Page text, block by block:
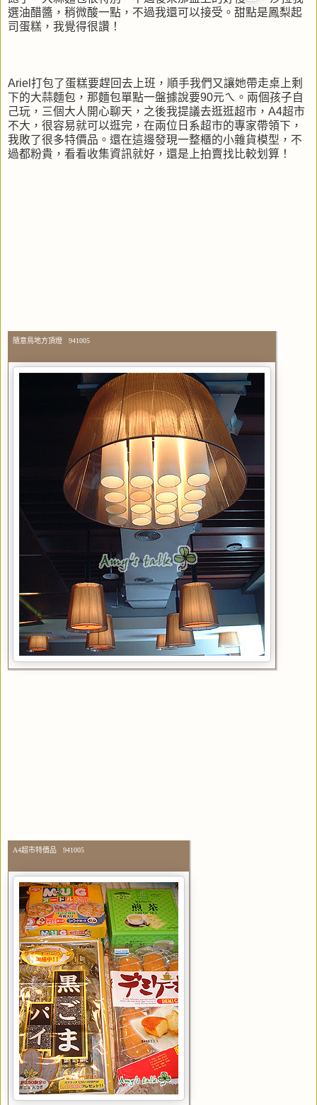
選油醋醬，稍微酸一點，不過我還可以接受。甜點是鳳梨起
司蛋糕，我覺得很讚！
Ariel打包了蛋糕要趕回去上班，順手我們又讓她帶走桌上剩
下的大蒜麵包，那麵包單點一盤據說要90元ㄟ。兩個孩子自
己玩，三個大人開心聊天，之後我提議去逛逛超市，A4超市
不大，很容易就可以逛完，在兩位日系超市的專家帶領下，
我敗了很多特價品。還在這邊發現一整櫃的小雜貨模型，不
過都粉貴，看看收集資訊就好，還是上拍賣找比較划算！
隨意鳥地方頂燈 941005
A4超市特價品 941005